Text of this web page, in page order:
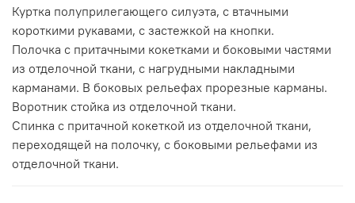
Куртка полуприлегающего силуэта, с втачными
короткими рукавами, с застежкой на кнопки.
Полочка с притачными кокетками и боковыми частями
из отделочной ткани, с нагрудными накладными
карманами. В боковых рельефах прорезные карманы.
Воротник стойка из отделочной ткани.
Спинка с притачной кокеткой из отделочной ткани,
переходящей на полочку, с боковыми рельефами из
отделочной ткани.